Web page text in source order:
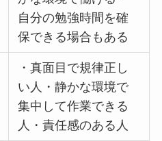
自分の勉強時間を確
保できる場合もある
・真面目で規律正し
い人・静かな環境で
集中して作業できる
人・責任感のある人